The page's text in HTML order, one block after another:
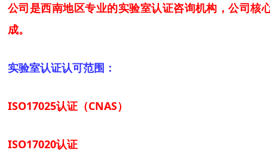
公司是西南地区专业的实验室认证咨询机构，公司核
成。
实验室认证认可范围：
ISO17025认证（CNAS）
ISO17020认证